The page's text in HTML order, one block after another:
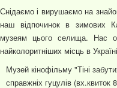
Снідаємо і вирушаємо на
наш відпочинок в зимових
музеям цього селища. Нас
найколоритніших місць в
Музей кінофільму "Тіні
справжніх гуцулів (вх.квиток